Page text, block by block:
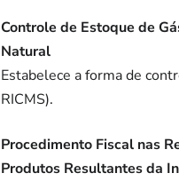
Controle de Estoque de
Natural
Estabelece a forma de
RICMS).
Procedimento Fiscal nas
Produtos Resultantes da